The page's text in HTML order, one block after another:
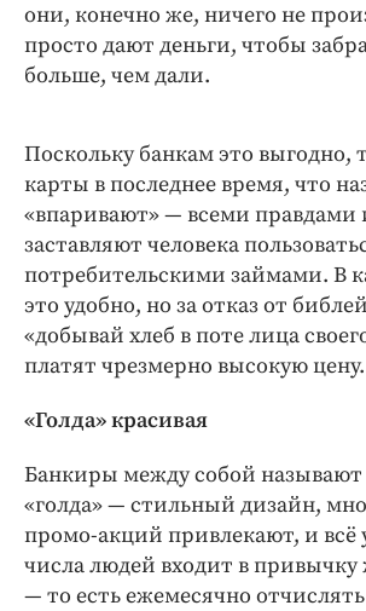
они, конечно же, ничего не
просто дают деньги, чтобы
больше, чем дали.
Поскольку банкам это выгодно,
карты в последнее время, что
«впаривают» — всеми правдами
заставляют человека
потребительскими займами. В
это удобно, но за отказ от
«добывай хлеб в поте лица
платят чрезмерно высокую цену.
«Голда» красивая
Банкиры между собой называют
«голда» — стильный дизайн,
промо-акций привлекают, и всё
числа людей входит в привычку
— то есть ежемесячно отчислять